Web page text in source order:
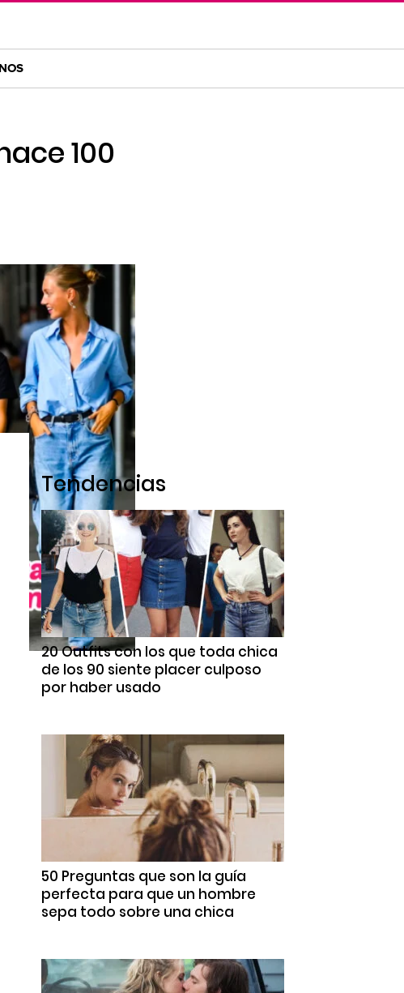
100
Tendencias
20 Outfits con los que toda chica
de los 90 siente placer culposo
por haber usado
50 Preguntas que son la guía
perfecta para que un hombre
sepa todo sobre una chica